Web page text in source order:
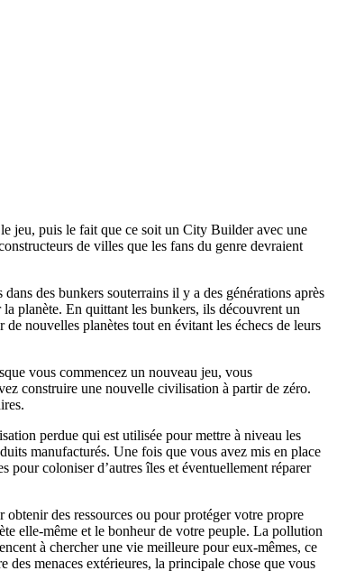
jeu, puis le fait que ce soit un City Builder avec une
de villes que les fans du genre devraient
des bunkers souterrains il y a des générations après
planète. En quittant les bunkers, ils découvrent un
nouvelles planètes tout en évitant les échecs de leurs
vous commencez un nouveau jeu, vous
construire une nouvelle civilisation à partir de zéro.
perdue qui est utilisée pour mettre à niveau les
manufacturés. Une fois que vous avez mis en place
pour coloniser d’autres îles et éventuellement réparer
des ressources ou pour protéger votre propre
elle-même et le bonheur de votre peuple. La pollution
à chercher une vie meilleure pour eux-mêmes, ce
menaces extérieures, la principale chose que vous